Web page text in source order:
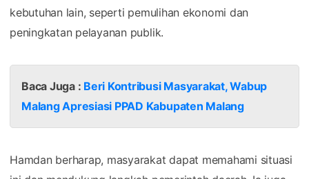
kebutuhan lain, seperti pemulihan ekonomi dan
peningkatan pelayanan publik.
Baca Juga : Beri Kontribusi Masyarakat, Wabup
Malang Apresiasi PPAD Kabupaten Malang
Hamdan berharap, masyarakat dapat memahami situasi